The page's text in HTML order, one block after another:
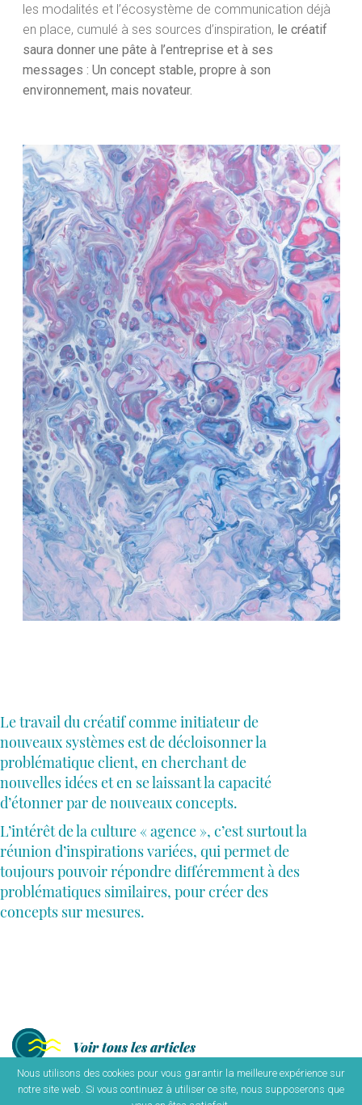
les modalités et l’écosystème de communication déjà
en place, cumulé à ses sources d’inspiration, le créatif
saura donner une pâte à l’entreprise et à ses
messages : Un concept stable, propre à son
environnement, mais novateur.
Le travail du créatif comme initiateur de
nouveaux systèmes est de décloisonner la
problématique client, en cherchant de
nouvelles idées et en se laissant la capacité
d’étonner par de nouveaux concepts.
L’intérêt de la culture « agence », c’est surtout la
réunion d’inspirations variées, qui permet de
toujours pouvoir répondre différemment à des
problématiques similaires, pour créer des
concepts sur mesures.
Voir tous les articles
Nous utilisons des cookies pour vous garantir la meilleure expérience sur
notre site web. Si vous continuez à utiliser ce site, nous supposerons que